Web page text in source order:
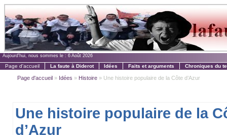
Aujourd'hui, nous sommes le : 6 Août 2026
Page d'accueil La faute à Diderot Idées Faits et arguments Chroniques du
Page d'accueil » Idées » Histoire » Une histoire populaire de la Côte d’Azur
Une histoire populaire de la
d’Azur